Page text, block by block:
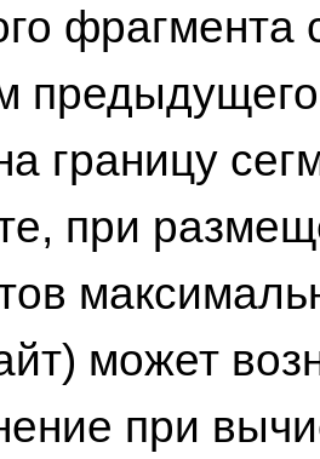
фрагмента
границу
при
может
при